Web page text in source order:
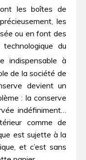
les boîtes de
les
ou en font des
du
indispensable à
de la société de
devient un
: la conserve
indéfiniment…
comme de
est sujette à la
et c’est sans